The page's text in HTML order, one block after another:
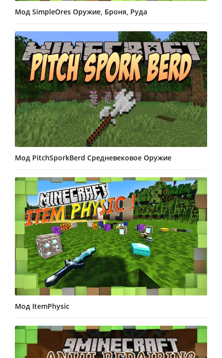
Мод SimpleOres Оружие, Броня, Руда
Мод PitchSporkBerd Средневековое Оружие
Мод ItemPhysic